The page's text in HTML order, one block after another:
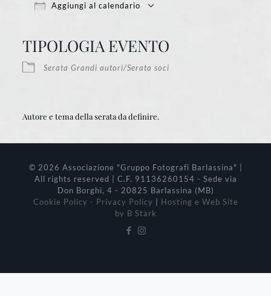
Aggiungi al calendario
TIPOLOGIA EVENTO
Serata Grandi autori/Serata soci
Autore e tema della serata da definire.
© 2026 Associazione "Gruppo Fotografi Barlassina" |
All rights reserved | C.F. 91136260154 - Sede via
Don Borghi, 4 - 20825 Barlassina (MB)
Cookie Policy - Privacy Policy | Hosting e Web Site
by B Stark